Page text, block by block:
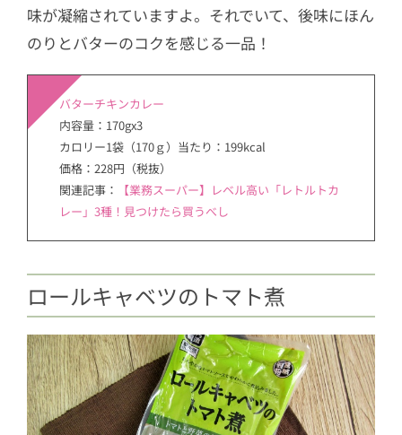
味が凝縮されていますよ。それでいて、後味にほん
のりとバターのコクを感じる一品！
バターチキンカレー
内容量：170gx3
カロリー1袋（170ｇ）当たり：199kcal
価格：228円（税抜）
関連記事：
【業務スーパー】レベル高い「レトルトカ
レー」3種！見つけたら買うべし
ロールキャベツのトマト煮